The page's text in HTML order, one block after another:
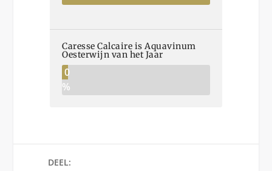
Caresse Calcaire is Aquavinum
Oesterwijn van het Jaar
0
%
DEEL: